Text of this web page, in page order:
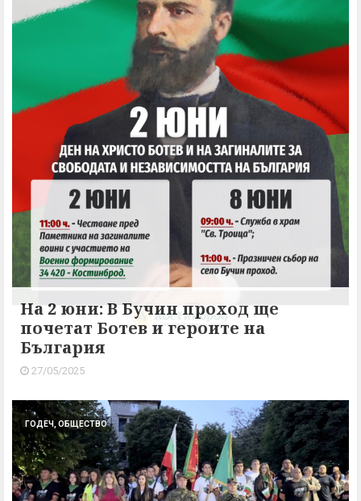
На 2 юни: В Бучин проход ще
почетат Ботев и героите на
България
27/05/2025
ГОДЕЧ, ОБЩЕСТВО